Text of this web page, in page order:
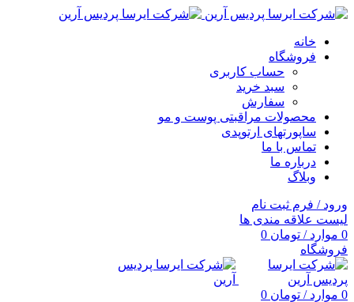
خانه
فروشگاه
حساب کاربری
سبد خرید
سفارش
محصولات مراقبتی پوست و مو
ساپورتهای ارتوپدی
تماس با ما
درباره ما
وبلاگ
ورود / فرم ثبت نام
لیست علاقه مندی ها
0 موارد / تومان
فروشگاه
0 موارد / تومان